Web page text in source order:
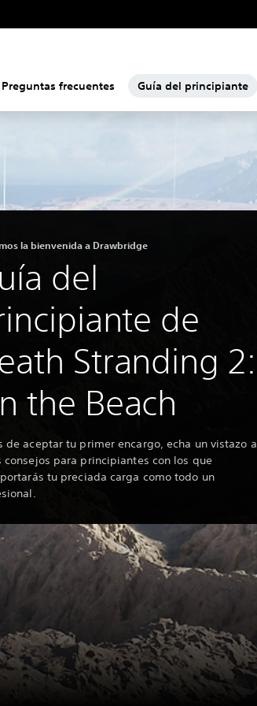
Preguntas frecuentes Guía del principiante
la bienvenida a Drawbridge
del
de
Stranding 2:
the Beach
de aceptar tu primer encargo, echa un vistazo a
consejos para principiantes con los que
tu preciada carga como todo un